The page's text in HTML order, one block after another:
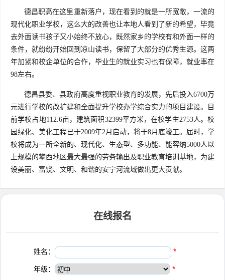
德昌职高在这里重新落户，现在看到的就是一所宽敞，一流的
现代化职业学校，这么大的改善也让本地人看到了新的希望，毕竟
去外面读书孩子又小始终不放心，既然家乡的学校有和外面一样的
条件，就纷纷开始回到凉山读书，保留了大部分的优秀生源。这两
年加紧和校企单位的合作，毕业生的就业实习也有保障，就业率在
98左右。
德昌县委、县政府高度重视职业教育的发展，先后投入6700万
元进行学校的改扩建和全面提升学校办学综合实力的项目建设。目
前学校占地112.6亩，建筑面积32399平方米，在校学生2753人。校
园绿化、美化工程已于2009年2月启动，将于8月底竣工。届时，学
校将成为一所全新的、现代化、生态型、多功能、能容纳5000人以
上规模的攀西地区最大最强的劳务输出及职业教育培训基地，为建
设美丽、富饶、文明、和谐的安宁河流域做出更大贡献。
在线报名
姓名： *
年级： *